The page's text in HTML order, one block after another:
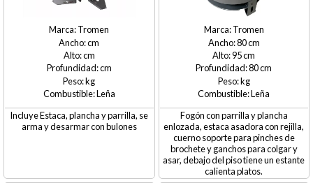
Tromen
Leña
Incluye Estaca, plancha y parrilla, se
arma y desarmar con bulones
Tromen
80
95
80
Leña
Fogón con parrilla y plancha
enlozada, estaca asadora con rejilla,
cuerno soporte para pinches de
brochete y ganchos para colgar y
asar, debajo del piso tiene un estante
calienta platos.